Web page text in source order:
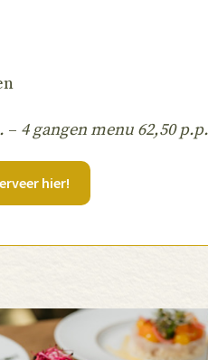
– 4 gangen menu 62,50 p.p.
hier!